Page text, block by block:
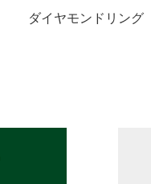
ダイヤモンドリング